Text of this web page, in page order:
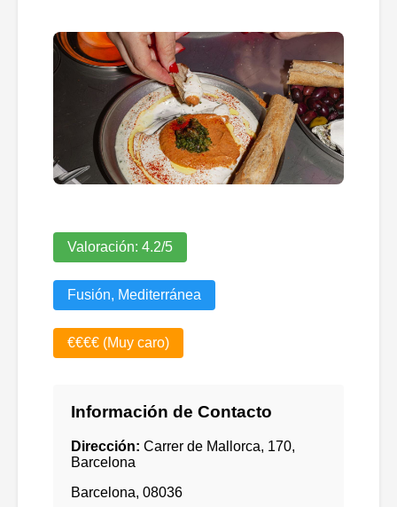
Valoración: 4.2/5
Fusión, Mediterránea
€€€€ (Muy caro)
Información de Contacto
Dirección: Carrer de Mallorca, 170,
Barcelona
Barcelona, 08036